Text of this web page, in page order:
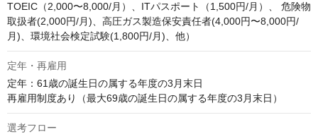
TOEIC（2,000〜8,000/月）、ITパスポート（1,500円/月）、 危険物
取扱者(2,000円/月)、高圧ガス製造保安責任者(4,000円〜8,000円/
月)、環境社会検定試験(1,800円/月)、他）
定年・再雇用
定年：61歳の誕生日の属する年度の3月末日
再雇用制度あり（最大69歳の誕生日の属する年度の3月末日）
選考フロー